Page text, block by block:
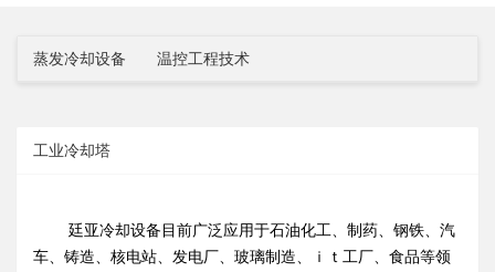
蒸发冷却设备 温控工程技术
工业冷却塔
廷亚冷却设备目前广泛应用于石油化工、制药、钢铁、汽
车、铸造、核电站、发电厂、玻璃制造、ｉｔ工厂、食品等领